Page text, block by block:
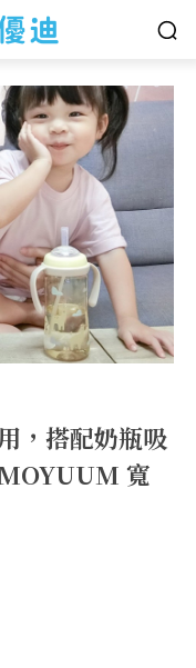
，搭配奶瓶吸
寬